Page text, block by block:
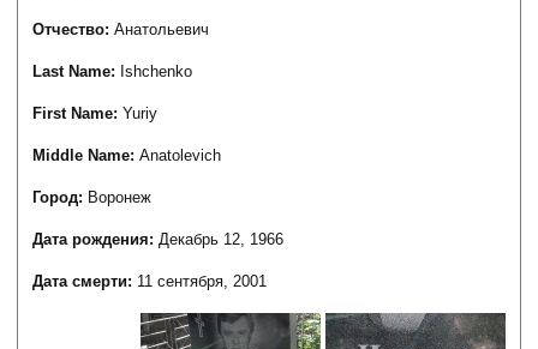
Отчество:Анатольевич
Last Name: Ishchenko
First Name:Yuriy
Middle Name:Anatolevich
Город: Воронеж
Дата рождения:Декабрь 12, 1966
Дата смерти: 11 сентября, 2001